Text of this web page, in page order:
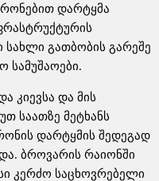
დარტყმა
სახლი გათბობის გარეშე
სამუშაოები.
კიევსა და მის
საათზე მეტხანს
დარტყმის შედეგად
ბროვარის რაიონში
კერძო საცხოვრებელი